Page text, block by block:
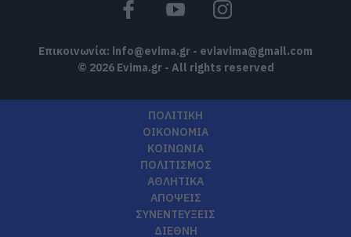
για τις φωτιές
Μητέρα και γιος οι
νεκροί από τη
φορτηγό
Ράγισαν καρδιές
στην Εύβοια: Το
τελευταίο «αντίο»
στον 36χρονο
επιχειρηματία
Επικοινωνία: info@evima.gr - eviavima@gmail.com
© 2026 Evima.gr - All rights reserved
ΠΟΛΙΤΙΚΗ
ΟΙΚΟΝΟΜΙΑ
ΚΟΙΝΩΝΙΑ
ΠΟΛΙΤΙΣΜΟΣ
ΑΘΛΗΤΙΚΑ
ΑΠΟΨΕΙΣ
ΣΥΝΕΝΤΕΥΞΕΙΣ
ΔΙΕΘΝΗ